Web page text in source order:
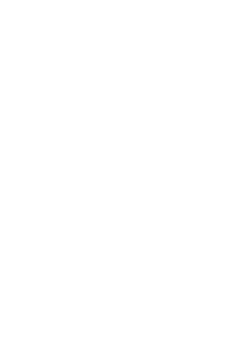
je nastajala
preklopne